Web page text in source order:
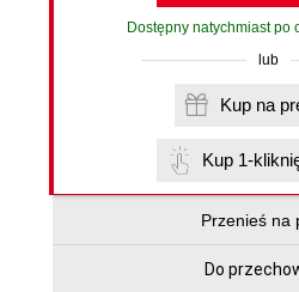
Dostępny natychmiast po
lub
Kup 1-
Przenieś na
Do